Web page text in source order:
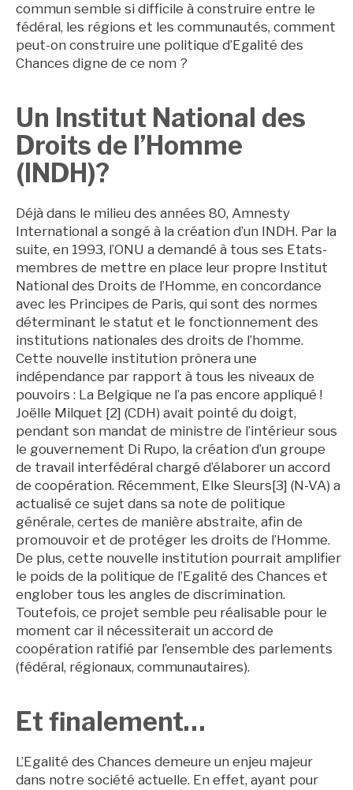
commun semble si difficile à construire entre le
fédéral, les régions et les communautés, comment
peut-on construire une politique d’Egalité des
Chances digne de ce nom ?
Un Institut National des
Droits de l’Homme
(INDH)?
Déjà dans le milieu des années 80, Amnesty
International a songé à la création d’un INDH. Par la
suite, en 1993, l’ONU a demandé à tous ses Etats-
membres de mettre en place leur propre Institut
National des Droits de l’Homme, en concordance
avec les Principes de Paris, qui sont des normes
déterminant le statut et le fonctionnement des
institutions nationales des droits de l’homme.
Cette nouvelle institution prônera une
indépendance par rapport à tous les niveaux de
pouvoirs : La Belgique ne l’a pas encore appliqué !
Joëlle Milquet [2] (CDH) avait pointé du doigt,
pendant son mandat de ministre de l’intérieur sous
le gouvernement Di Rupo, la création d’un groupe
de travail interfédéral chargé d’élaborer un accord
de coopération. Récemment, Elke Sleurs[3] (N-VA) a
actualisé ce sujet dans sa note de politique
générale, certes de manière abstraite, afin de
promouvoir et de protéger les droits de l’Homme.
De plus, cette nouvelle institution pourrait amplifier
le poids de la politique de l’Egalité des Chances et
englober tous les angles de discrimination.
Toutefois, ce projet semble peu réalisable pour le
moment car il nécessiterait un accord de
coopération ratifié par l’ensemble des parlements
(fédéral, régionaux, communautaires).
Et finalement…
L’Egalité des Chances demeure un enjeu majeur
dans notre société actuelle. En effet, ayant pour